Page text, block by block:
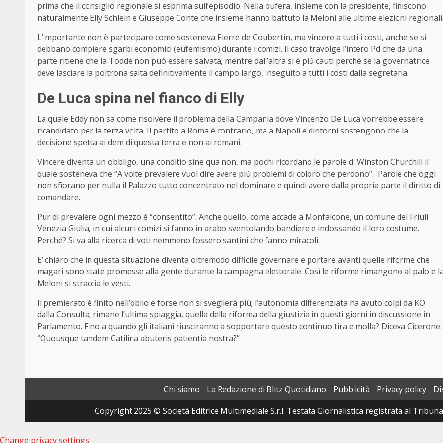
prima che il consiglio regionale si esprima sull’episodio. Nella bufera, insieme con la presidente, finiscono
naturalmente Elly Schlein e Giuseppe Conte che insieme hanno battuto la Meloni alle ultime elezioni regionali.
L’importante non è partecipare come sosteneva Pierre de Coubertin, ma vincere a tutti i costi, anche se si
debbano compiere sgarbi economici (eufemismo) durante i comizi. Il caso travolge l’intero Pd che da una
parte ritiene che la Todde non può essere salvata, mentre dall’altra si è più cauti perché se la governatrice
deve lasciare la poltrona salta definitivamente il campo largo, inseguito a tutti i costi dalla segretaria.
De Luca spina nel fianco di Elly
La quale Eddy non sa come risolvere il problema della Campania dove Vincenzo De Luca vorrebbe essere
ricandidato per la terza volta. Il partito a Roma è contrario, ma a Napoli e dintorni sostengono che la
decisione spetta ai dem di questa terra e non ai romani.
Vincere diventa un obbligo, una conditio sine qua non, ma pochi ricordano le parole di Winston Churchill il
quale sosteneva che “A volte prevalere vuol dire avere più problemi di coloro che perdono”. Parole che oggi
non sfiorano per nulla il Palazzo tutto concentrato nel dominare e quindi avere dalla propria parte il diritto di
comandare.
Pur di prevalere ogni mezzo è “consentito”. Anche quello, come accade a Monfalcone, un comune del Friuli
Venezia Giulia, in cui alcuni comizi si fanno in arabo sventolando bandiere e indossando il loro costume.
Perché? Si va alla ricerca di voti nemmeno fossero santini che fanno miracoli.
E’ chiaro che in questa situazione diventa oltremodo difficile governare e portare avanti quelle riforme che
magari sono state promesse alla gente durante la campagna elettorale. Così le riforme rimangono al palo e
Meloni si straccia le vesti.
Il premierato è finito nell’oblio e forse non si sveglierà più; l’autonomia differenziata ha avuto colpi da KO
dalla Consulta; rimane l’ultima spiaggia, quella della riforma della giustizia in questi giorni in discussione in
Parlamento. Fino a quando gli italiani riusciranno a sopportare questo continuo tira e molla? Diceva Cicerone:
“Quousque tandem Catilina abuteris patientia nostra?”
Chi siamo La Redazione di Blitz Quotidiano Pubblicità Privacy policy
Copyright 2025 © Società Editrice Multimediale S.r.l. Testata Giornalistica registrata al
Change privacy settings